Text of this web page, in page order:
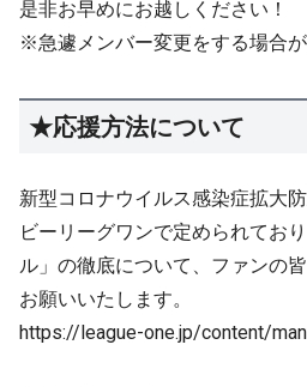
是非お早めにお越しください！
※急遽メンバー変更をする場合が
★応援方法について
新型コロナウイルス感染症拡大
ビーリーグワンで定められてお
ル」の徹底について、ファンの
お願いいたします。
https://league-one.jp/content/